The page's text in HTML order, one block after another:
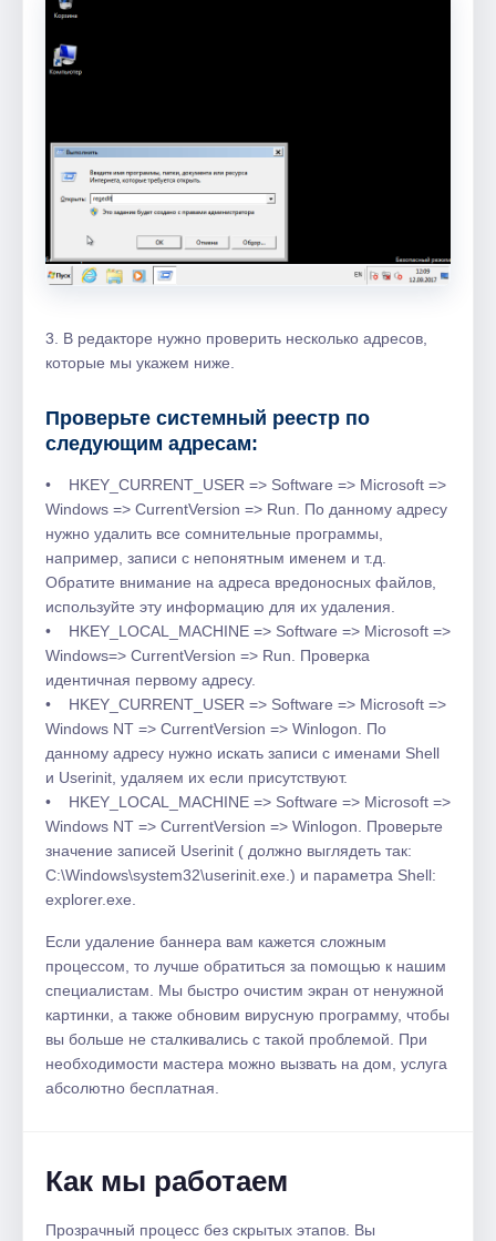
3. В редакторе нужно проверить несколько адресов,
которые мы укажем ниже.
Проверьте системный реестр по
следующим адресам:
• HKEY_CURRENT_USER => Software => Microsoft =>
Windows => CurrentVersion => Run. По данному адресу
нужно удалить все сомнительные программы,
например, записи с непонятным именем и т.д.
Обратите внимание на адреса вредоносных файлов,
используйте эту информацию для их удаления.
• HKEY_LOCAL_MACHINE => Software => Microsoft =>
Windows=> CurrentVersion => Run. Проверка
идентичная первому адресу.
• HKEY_CURRENT_USER => Software => Microsoft =>
Windows NT => CurrentVersion => Winlogon. По
данному адресу нужно искать записи с именами Shell
и Userinit, удаляем их если присутствуют.
• HKEY_LOCAL_MACHINE => Software => Microsoft =>
Windows NT => CurrentVersion => Winlogon. Проверьте
значение записей Userinit ( должно выглядеть так:
C:\Windows\system32\userinit.exe.) и параметра Shell:
explorer.exe.
Если удаление баннера вам кажется сложным
процессом, то лучше обратиться за помощью к нашим
специалистам. Мы быстро очистим экран от ненужной
картинки, а также обновим вирусную программу, чтобы
вы больше не сталкивались с такой проблемой. При
необходимости мастера можно вызвать на дом, услуга
абсолютно бесплатная.
Как мы работаем
Прозрачный процесс без скрытых этапов. Вы